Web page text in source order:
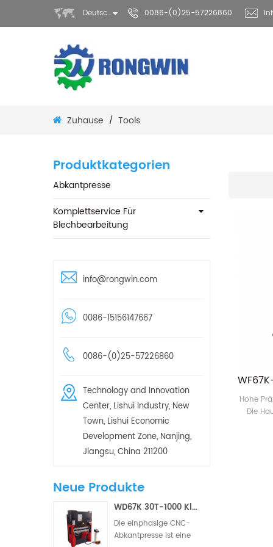
Deutsch 0086-(0)25-57226860
Zuhause / Tools
Produktkategorien
Abkantpresse
Komplettservice Für
Blechbearbeitung
info@rongwin.com
0086-15156147667
0086-(0)25-57226860
Technology and Innovation
Center, Lishui Industry, New
Town, Lishui Economic
Development Zone, Nanjing,
Jiangsu, China 211200
Neue Produkte
WD67K 30T-1000 Kleine hydraulische Torsionsstab-CNC-Abkantpresse (2/3 Achsen)
Die einphasige CNC-
Abkantpresse ist eine
Hohe
Die